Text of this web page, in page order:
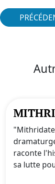
raconte
sa lutte